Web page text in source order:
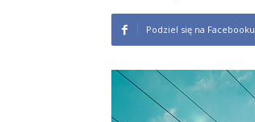
Podziel się na Facebooku